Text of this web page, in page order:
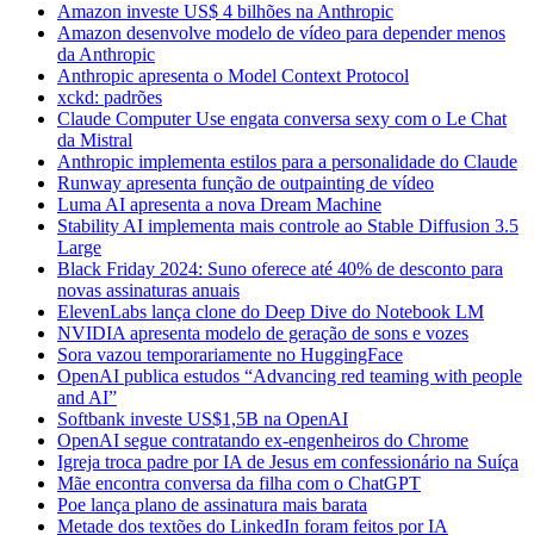
Amazon investe US$ 4 bilhões na Anthropic
Amazon desenvolve modelo de vídeo para depender menos
da Anthropic
Anthropic apresenta o Model Context Protocol
xckd: padrões
Claude Computer Use engata conversa sexy com o Le Chat
da Mistral
Anthropic implementa estilos para a personalidade do Claude
Runway apresenta função de outpainting de vídeo
Luma AI apresenta a nova Dream Machine
Stability AI implementa mais controle ao Stable Diffusion 3.5
Large
Black Friday 2024: Suno oferece até 40% de desconto para
novas assinaturas anuais
ElevenLabs lança clone do Deep Dive do Notebook LM
NVIDIA apresenta modelo de geração de sons e vozes
Sora vazou temporariamente no HuggingFace
OpenAI publica estudos “Advancing red teaming with people
and AI”
Softbank investe US$1,5B na OpenAI
OpenAI segue contratando ex-engenheiros do Chrome
Igreja troca padre por IA de Jesus em confessionário na Suíça
Mãe encontra conversa da filha com o ChatGPT
Poe lança plano de assinatura mais barata
Metade dos textões do LinkedIn foram feitos por IA